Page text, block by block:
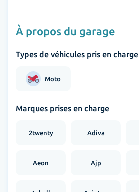
À propos du garage
Types de véhicules pris en charge
Moto
Marques prises en charge
2twenty Adiva
Aeon Ajp